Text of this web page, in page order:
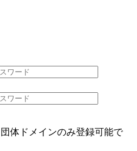
体ドメインのみ登録可能で